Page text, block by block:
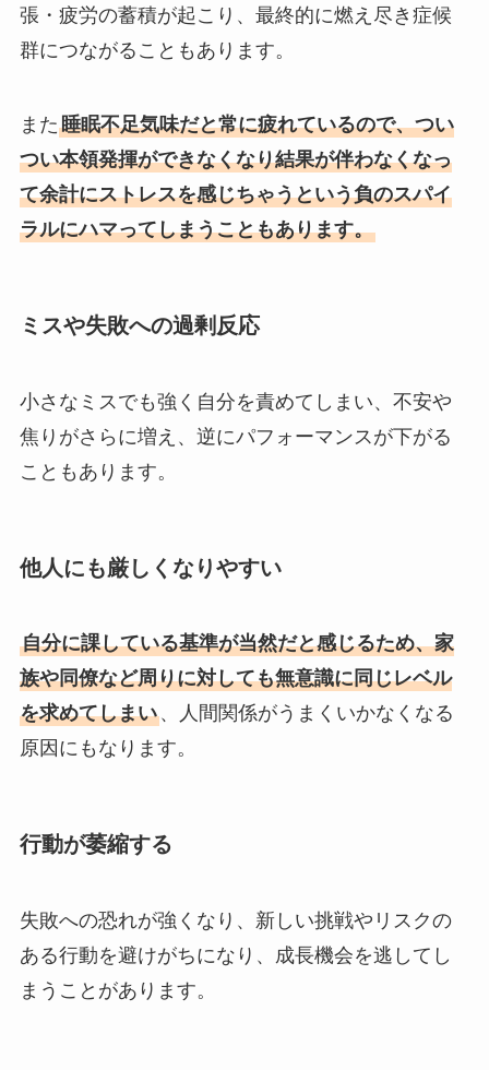
張・疲労の蓄積が起こり、最終的に燃え尽き症候
群につながることもあります。
また睡眠不足気味だと常に疲れているので、つい
つい本領発揮ができなくなり結果が伴わなくなっ
て余計にストレスを感じちゃうという負のスパイ
ラルにハマってしまうこともあります。
ミスや失敗への過剰反応
小さなミスでも強く自分を責めてしまい、不安や
焦りがさらに増え、逆にパフォーマンスが下がる
こともあります。
他人にも厳しくなりやすい
自分に課している基準が当然だと感じるため、家
族や同僚など周りに対しても無意識に同じレベル
を求めてしまい、人間関係がうまくいかなくなる
原因にもなります。
行動が萎縮する
失敗への恐れが強くなり、新しい挑戦やリスクの
ある行動を避けがちになり、成長機会を逃してし
まうことがあります。